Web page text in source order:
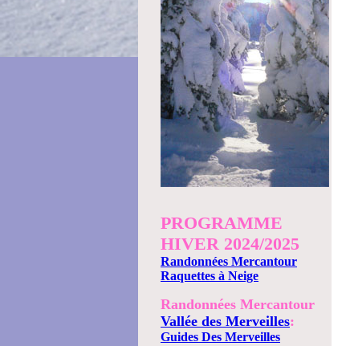
PROGRAMME
HIVER 2024/2025
Randonnées Mercantour
Raquettes à Neige
Randonnées Mercantour
Vallée des Merveilles:
Guides Des Merveilles